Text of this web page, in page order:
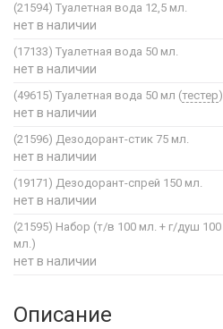
(21594) Туалетная вода 12,5 мл.
нет в наличии
(17133) Туалетная вода 50 мл.
нет в наличии
(49615) Туалетная вода 50 мл (тестер)
нет в наличии
(21596) Дезодорант-стик 75 мл.
нет в наличии
(19171) Дезодорант-спрей 150 мл.
нет в наличии
(21595) Набор (т/в 100 мл. + г/душ 100
мл.)
нет в наличии
Описание